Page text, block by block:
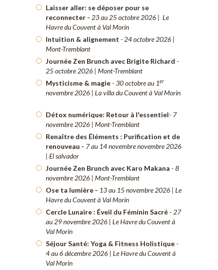
Laisser aller: se déposer pour se
reconnecter - 23 au 25 octobre 2026 | Le
Havre du Couvent à Val Morin
Intuition & alignement - 24 octobre 2026 |
Mont-Tremblant
Journée Zen Brunch avec Brigite Richard -
25 octobre 2026 | Mont-Tremblant
Mysticisme & magie - 30 octobre au 1er
novembre 2026 | La villa du Couvent à Val Morin
Détox numérique: Retour à l'essentiel- 7
novembre 2026 | Mont-Tremblant
Renaître des Éléments : Purification et de
renouveau - 7 au 14 novembre novembre 2026
| El salvador
Journée Zen Brunch avec Karo Makana - 8
novembre 2026 | Mont-Tremblant
Ose ta lumière - 13 au 15 novembre 2026 | Le
Havre du Couvent à Val Morin
Cercle Lunaire : Éveil du Féminin Sacré - 27
au 29 novembre 2026 | Le Havre du Couvent à
Val Morin
Séjour Santé: Yoga & Fitness Holistique -
4 au 6 décembre 2026 | Le Havre du Couvent à
Val Morin